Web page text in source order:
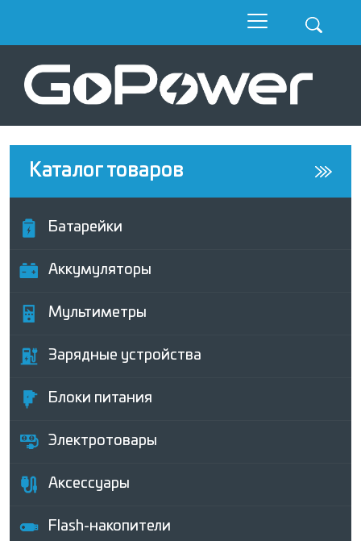
Каталог товаров
Батарейки
Аккумуляторы
Мультиметры
Зарядные устройства
Блоки питания
Электротовары
Аксессуары
Flash-накопители